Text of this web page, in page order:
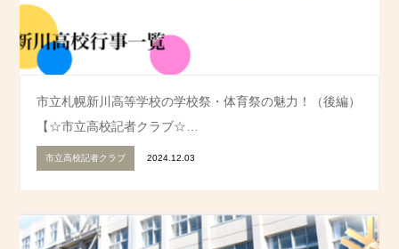
市立札幌新川高等学校の学校祭・体育祭の魅力！（後編）
【☆市立高校記者クラブ☆…
市立高校記者クラブ 2024.12.03